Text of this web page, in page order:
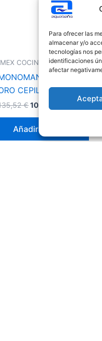
Para ofrecer las
almacenar y/o
tecnologías nos
identificaciones
afectar
COCINA
COCINA
CEPILLADO
€100,31
Añadir al carrito